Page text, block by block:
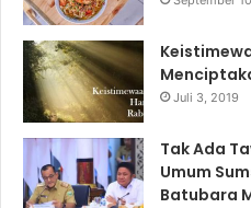
Juli 3, 2019
Tak Ada
Umum
Batubara